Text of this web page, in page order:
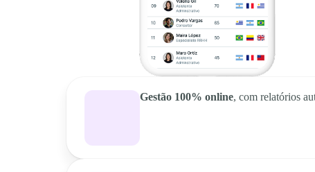
Gestão 100% online, com relatórios